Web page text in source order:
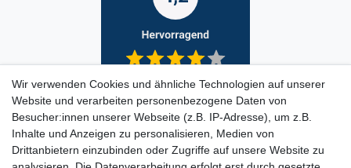
Wir verwenden Cookies und ähnliche Technologien auf unserer
Website und verarbeiten personenbezogene Daten von
Besucher:innen unserer Webseite (z.B. IP-Adresse), um z.B.
Inhalte und Anzeigen zu personalisieren, Medien von
Drittanbietern einzubinden oder Zugriffe auf unsere Website zu